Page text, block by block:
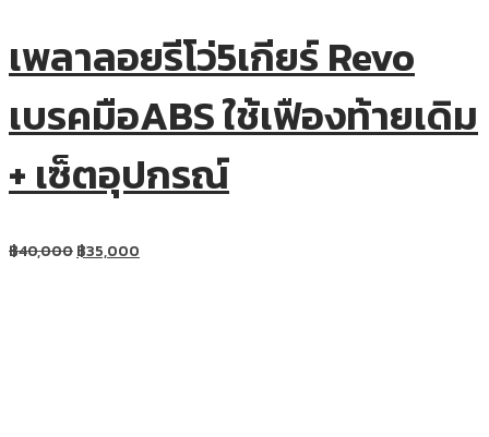
เพลาลอยรีโว่5เกียร์ Revo
เบรคมือABS ใช้เฟืองท้ายเดิม
+ เซ็ตอุปกรณ์
฿40,000฿35,000